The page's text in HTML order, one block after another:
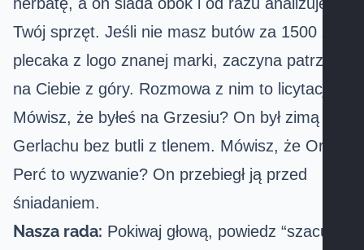
Twój sprzęt. Jeśli nie masz butów za 1500 zł i
plecaka z logo znanej marki, zaczyna patrzeć
na Ciebie z góry. Rozmowa z nim to licytacja.
Mówisz, że byłeś na Grzesiu? On był zimą na
Gerlachu bez butli z tlenem. Mówisz, że Orla
Perć to wyzwanie? On przebiegł ją przed
śniadaniem.
Nasza rada: Pokiwaj głową, powiedz “szacun”